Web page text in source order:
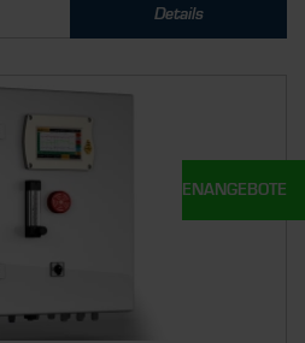
Details
UNSERE STELLENANGEBOTE